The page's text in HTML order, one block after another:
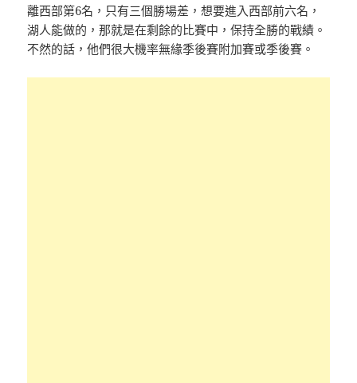
離西部第6名，只有三個勝場差，想要進入西部前六名，
湖人能做的，那就是在剩餘的比賽中，保持全勝的戰績。
不然的話，他們很大機率無緣季後賽附加賽或季後賽。